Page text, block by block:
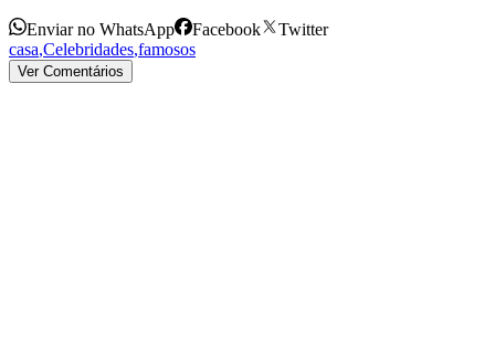
Enviar no WhatsApp Facebook
Twitter
casa,Celebridades,famosos
Ver Comentários